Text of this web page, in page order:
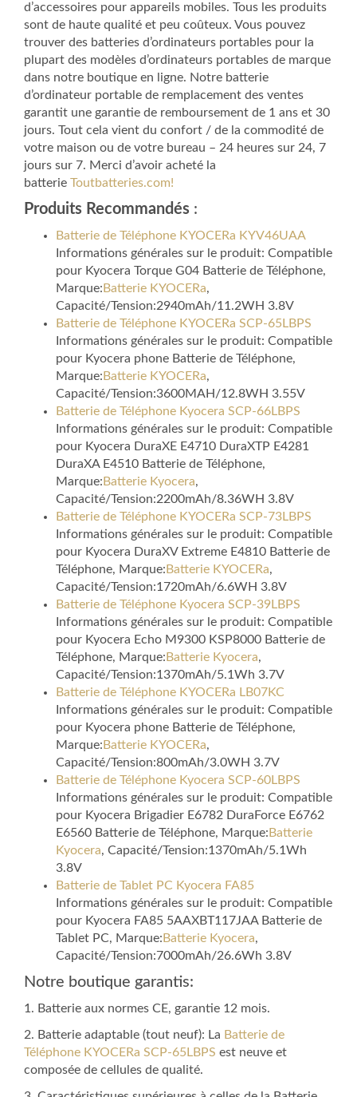
d’accessoires pour appareils mobiles. Tous les produits
sont de haute qualité et peu coûteux. Vous pouvez
trouver des batteries d’ordinateurs portables pour la
plupart des modèles d’ordinateurs portables de marque
dans notre boutique en ligne. Notre batterie
d’ordinateur portable de remplacement des ventes
garantit une garantie de remboursement de 1 ans et 30
jours. Tout cela vient du confort / de la commodité de
votre maison ou de votre bureau – 24 heures sur 24, 7
jours sur 7. Merci d’avoir acheté la
batterie Toutbatteries.com!
Produits Recommandés :
Batterie de Téléphone KYOCERa KYV46UAA
Informations générales sur le produit: Compatible
pour Kyocera Torque G04 Batterie de Téléphone,
Marque: Batterie KYOCERa,
Capacité/Tension:2940mAh/11.2WH 3.8V
Batterie de Téléphone KYOCERa SCP-65LBPS
Informations générales sur le produit: Compatible
pour Kyocera phone Batterie de Téléphone,
Marque: Batterie KYOCERa,
Capacité/Tension:3600MAH/12.8WH 3.55V
Batterie de Téléphone Kyocera SCP-66LBPS
Informations générales sur le produit: Compatible
pour Kyocera DuraXE E4710 DuraXTP E4281
DuraXA E4510 Batterie de Téléphone,
Marque: Batterie Kyocera,
Capacité/Tension:2200mAh/8.36WH 3.8V
Batterie de Téléphone KYOCERa SCP-73LBPS
Informations générales sur le produit: Compatible
pour Kyocera DuraXV Extreme E4810 Batterie de
Téléphone, Marque: Batterie KYOCERa,
Capacité/Tension:1720mAh/6.6WH 3.8V
Batterie de Téléphone Kyocera SCP-39LBPS
Informations générales sur le produit: Compatible
pour Kyocera Echo M9300 KSP8000 Batterie de
Téléphone, Marque: Batterie Kyocera,
Capacité/Tension:1370mAh/5.1Wh 3.7V
Batterie de Téléphone KYOCERa LB07KC
Informations générales sur le produit: Compatible
pour Kyocera phone Batterie de Téléphone,
Marque: Batterie KYOCERa,
Capacité/Tension:800mAh/3.0WH 3.7V
Batterie de Téléphone Kyocera SCP-60LBPS
Informations générales sur le produit: Compatible
pour Kyocera Brigadier E6782 DuraForce E6762
E6560 Batterie de Téléphone, Marque: Batterie
Kyocera, Capacité/Tension:1370mAh/5.1Wh
3.8V
Batterie de Tablet PC Kyocera FA85
Informations générales sur le produit: Compatible
pour Kyocera FA85 5AAXBT117JAA Batterie de
Tablet PC, Marque: Batterie Kyocera,
Capacité/Tension:7000mAh/26.6Wh 3.8V
Notre boutique garantis:
1. Batterie aux normes CE, garantie 12 mois.
2. Batterie adaptable (tout neuf): La Batterie de
Téléphone KYOCERa SCP-65LBPS est neuve et
composée de cellules de qualité.